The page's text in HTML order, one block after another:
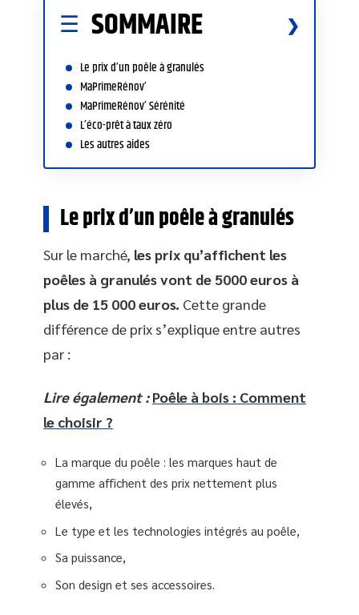
SOMMAIRE
Le prix d’un poêle à granulés
MaPrimeRénov’
MaPrimeRénov’ Sérénité
L’éco-prêt à taux zéro
Les autres aides
Le prix d’un poêle à granulés
Sur le marché, les prix qu’affichent les
poêles à granulés vont de 5000 euros à
plus de 15 000 euros. Cette grande
différence de prix s’explique entre autres
par :
Lire également : Poêle à bois : Comment
le choisir ?
La marque du poêle : les marques haut de
gamme affichent des prix nettement plus
élevés,
Le type et les technologies intégrés au poêle,
Sa puissance,
Son design et ses accessoires.